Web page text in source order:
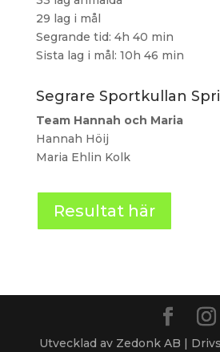
29 lag i mål
Segrande tid: 4h 40 min
Sista lag i mål: 10h 46 min
Segrare Sportkullan
Team Hannah och Maria
Hannah Höij
Maria Ehlin Kolk
Resultat här
Utvecklad av Zedonk AB |